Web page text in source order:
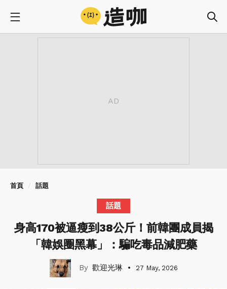
首頁 話題
話題
身高170被逼瘦到38公斤！前韓團成員揭
「韓娛圈黑幕」：騙吃毒品減肥藥
歡迎光琳 27 May, 2026